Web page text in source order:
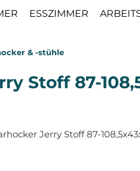
ESSZIMMER
& -stühle
Stoff 87-